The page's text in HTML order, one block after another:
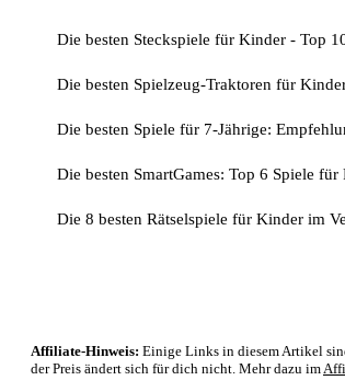
Die besten Steckspiele für Kinder - Top
Die besten Spielzeug-Traktoren für
Die besten Spiele für 7-Jährige:
Die besten SmartGames: Top 6 Spiele
Die 8 besten Rätselspiele für Kinder im
Affiliate-Hinweis: Einige Links in diesem Artikel
der Preis ändert sich für dich nicht. Mehr dazu im